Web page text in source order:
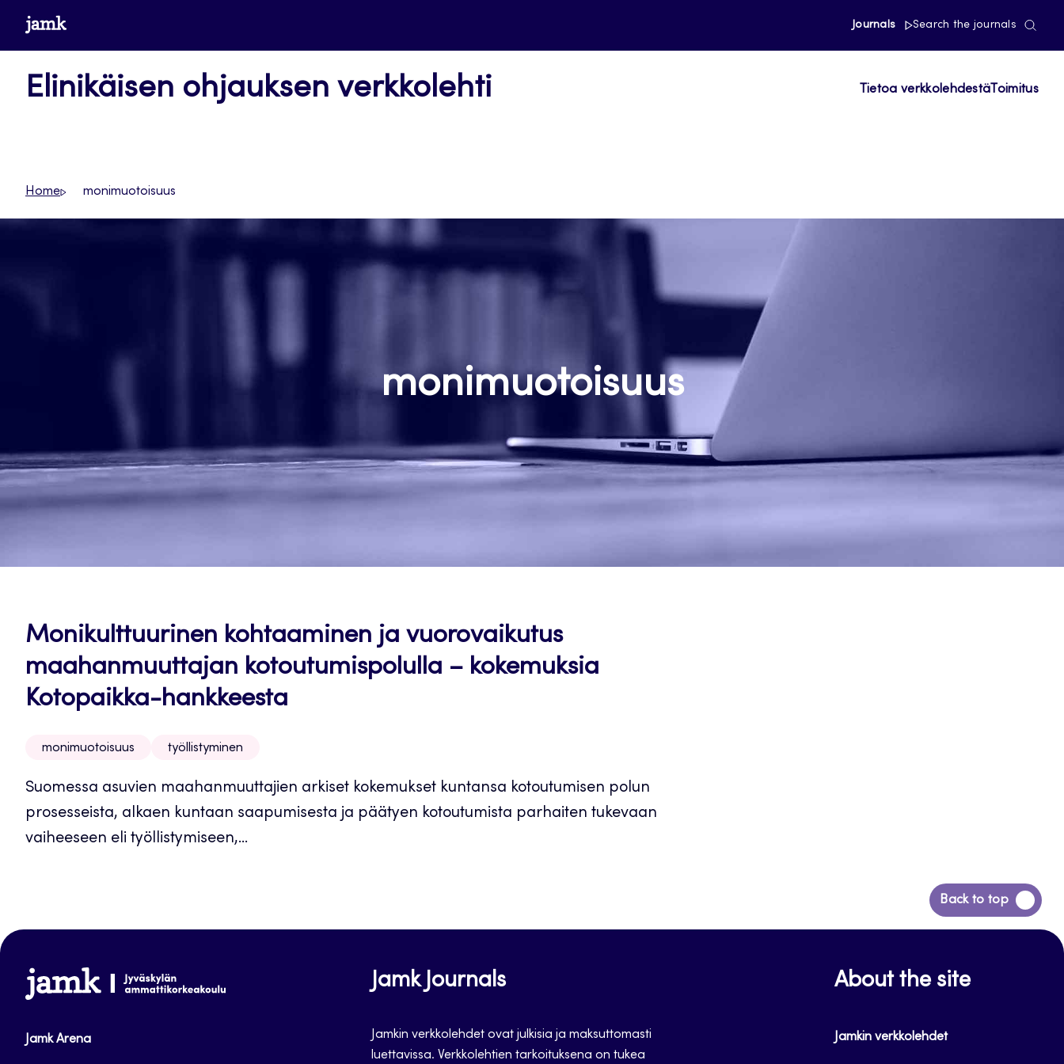
Siirrywww.jamk.fi Journals Search the journals
Elinikäisen ohjauksen verkkolehti Tietoa verkkolehdestä Toimitus
Home monimuotoisuus
monimuotoisuus
Monikulttuurinen kohtaaminen ja vuorovaikutus
maahanmuuttajan kotoutumispolulla – kokemuksia
Kotopaikka-hankkeesta
monimuotoisuus työllistyminen
Suomessa asuvien maahanmuuttajien arkiset kokemukset kuntansa kotoutumisen polun
prosesseista, alkaen kuntaan saapumisesta ja päätyen kotoutumista parhaiten tukevaan
vaiheeseen eli työllistymiseen,...
Back to top
Siirry
takaisin
www.jamk.fi
Jamk Arena
Jamk Journals
Jamkin verkkolehdet ovat julkisia ja maksuttomasti
luettavissa. Verkkolehtien tarkoituksena on tukea
About the site
Jamkin verkkolehdet